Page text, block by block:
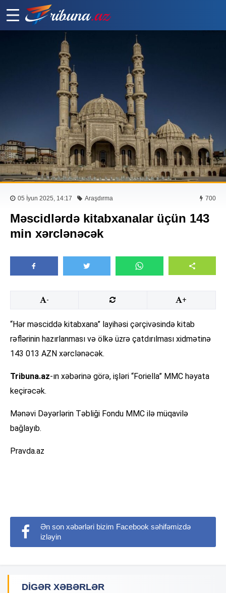
05 İyun 2025, 14:17 Araşdırma 700
Məscidlərdə kitabxanalar üçün 143
min xərclənəcək
- +
“Hər məsciddə kitabxana” layihəsi çərçivəsində kitab
rəflərinin hazırlanması və ölkə üzrə çatdırılması xidmətinə
143 013 AZN xərclənəcək.
Tribuna.az-ın xəbərinə görə, işləri “Foriella” MMC həyata
keçirəcək.
Mənəvi Dəyərlərin Təbliği Fondu MMC ilə müqavilə
bağlayıb.
Pravda.az
Ən son xəbərləri bizim Facebook səhifəmizdə
izləyin
DIGƏR XƏBƏRLƏR